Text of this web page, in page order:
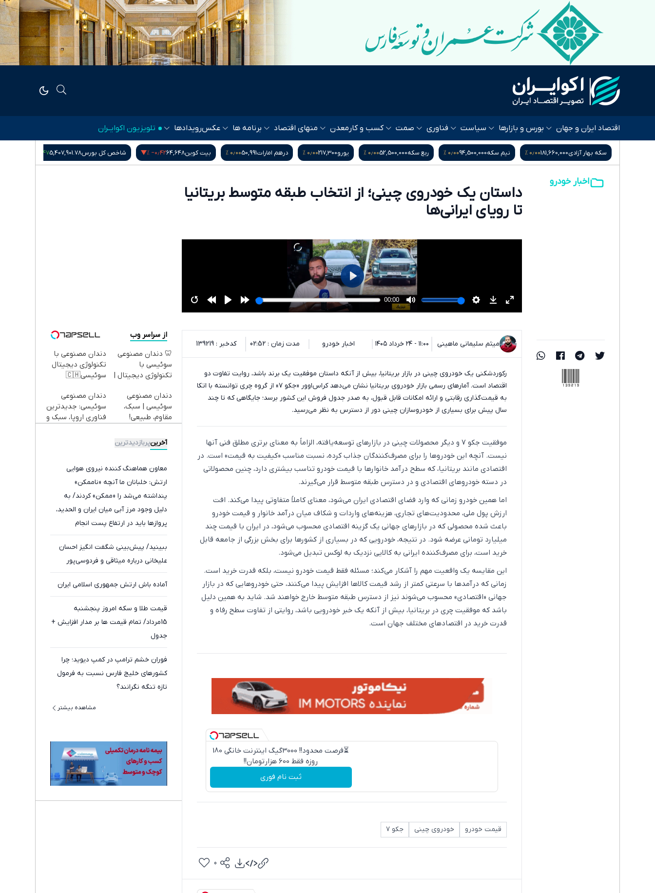
اقتصاد ایران و جهان بورس و بازارها سیاست فناوری صمت کسب و کار معدن منهای اقتصاد برنامه ها عکسرویدادها تلویزیون اکوایــران
نیم سکه 94,500,000۰٫۰۰ % ربع سکه52,500,000۰٫۰۰ % یورو 217,300۰٫۰۰ % درهم امارات 50,991۰٫۰۰ % بیت کوین64,648‎−۰٫۴۲ % شاخص کل بورس5,407,901.78۲٫۴۷ % دلار آمریکا 188,000۰٫۰۰ %
اخبار خودرو
داستان یک خودروی چینی؛ از انتخاب طبقه متوسط بریتانیا
تا رویای ایرانی‌ها
میثم سلیمانی ماهینی ۱۱:۰۰ - ۲۴ خرداد ۱۴۰۵ اخبار خودرو مدت زمان : 02:52 کدخبر : 139219
رکوردشکنی یک خودروی چینی در بازار بریتانیا، بیش از آنکه داستان موفقیت یک برند باشد، روایت تفاوت دو
اقتصاد است. آمارهای رسمی بازار خودروی بریتانیا نشان می‌دهد کراس‌اوور «جکو ۷» از گروه چری توانسته با اتکا
به قیمت‌گذاری رقابتی و ارائه امکانات قابل قبول، به صدر جدول فروش این کشور برسد؛ جایگاهی که تا چند
سال پیش برای بسیاری از خودروسازان چینی دور از دسترس به نظر می‌رسید.
موفقیت جکو ۷ و دیگر محصولات چینی در بازارهای توسعه‌یافته، الزاماً به معنای برتری مطلق فنی آنها
نیست. آنچه این خودروها را برای مصرف‌کنندگان جذاب کرده، نسبت مناسب «کیفیت به قیمت» است. در
اقتصادی مانند بریتانیا، که سطح درآمد خانوارها با قیمت خودرو تناسب بیشتری دارد، چنین محصولاتی
در دسته خودروهای اقتصادی و در دسترس طبقه متوسط قرار می‌گیرند.
اما همین خودرو زمانی که وارد فضای اقتصادی ایران می‌شود، معنای کاملاً متفاوتی پیدا می‌کند. افت
ارزش پول ملی، محدودیت‌های تجاری، هزینه‌های واردات و شکاف میان درآمد خانوار و قیمت خودرو
باعث شده محصولی که در بازارهای جهانی یک گزینه اقتصادی محسوب می‌شود، در ایران با قیمت چند
میلیارد تومانی عرضه شود. در نتیجه، خودرویی که در بسیاری از کشورها برای بخش بزرگی از جامعه قابل
خرید است، برای مصرف‌کننده ایرانی به کالایی نزدیک به لوکس تبدیل می‌شود.
این مقایسه یک واقعیت مهم را آشکار می‌کند؛ مسئله فقط قیمت خودرو نیست، بلکه قدرت خرید است.
زمانی که درآمدها با سرعتی کمتر از رشد قیمت کالاها افزایش پیدا می‌کنند، حتی خودروهایی که در بازار
جهانی «اقتصادی» محسوب می‌شوند نیز از دسترس طبقه متوسط خارج خواهند شد. شاید به همین دلیل
باشد که موفقیت چری در بریتانیا، بیش از آنکه یک خبر خودرویی باشد، روایتی از تفاوت سطح رفاه و
قدرت خرید در اقتصادهای مختلف جهان است.
⏳فرصت محدود!! 3000گیگ اینترنت خانگی 180
روزه فقط 600 هزارتومان!!
ثبت نام فوری
قیمت خودرو خودروی چینی جکو ۷
0
از سراسر وب
🦷 دندان مصنوعی
سوئیسی با
تکنولوژی دیجیتال |
📍 تهران
دندان مصنوعی با
تکنولوژی دیجیتال
سوئیسی🇨🇭
دندان مصنوعی
سوئیسی | سبک،
مقاوم، طبیعی!
رایگان+پرداخت
اقساطی😍
دندان مصنوعی
سوئیسی: جدیدترین
فناوری اروپا، سبک و
آخرینپربازدیدترین
معاون هماهنگ کننده نیروی هوایی
ارتش: خلبانان ما آنچه «ناممکن»
پنداشته می‌شد را «ممکن» کردند/ به
دلیل وجود مرز آبی میان ایران و الحدید،
پرواز‌ها باید در ارتفاع پست انجام
می‌شدند که چالش‌های عملیاتی را دو
چندان می‌کرد
ببینید/ پیش‌بینی شگفت انگیز احسان
علیخانی درباره میثاقی و فردوسی‌پور
آماده باش ارتش جمهوری اسلامی ایران
قیمت طلا و سکه امروز پنجشنبه
15مرداد/ تمام قیمت ها بر مدار افزایش +
جدول
فوران خشم ترامپ در کمپ دیوید؛ چرا
کشورهای خلیج فارس نسبت به فرمول
تازه تنگه نگرانند؟
مشاهده بیشتر